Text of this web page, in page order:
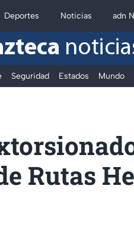
Deportes Noticias adn
Seguridad Estados Mundo
Rutas